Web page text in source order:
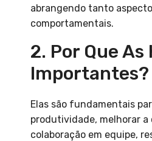
abrangendo tanto
comportamentais.
2. Por Que As
Importantes?
Elas são fundamentais
produtividade, melhorar
colaboração em equipe,